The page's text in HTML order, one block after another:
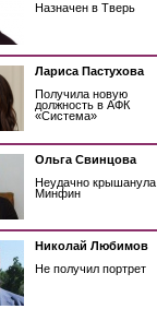
Назначен в Тверь
Лариса Пастухова
Получила новую
должность в АФК
«Система»
Ольга Свинцова
Неудачно крышанула
Минфин
Николай Любимов
Не получил портрет